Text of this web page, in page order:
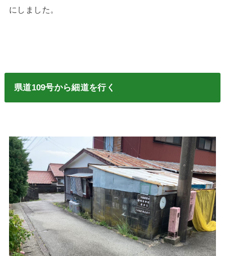
にしました。
県道109号から細道を行く